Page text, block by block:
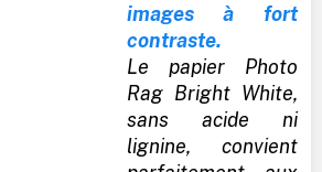
images à fort
contraste.
Le papier Photo
Rag Bright White,
sans acide ni
lignine, convient